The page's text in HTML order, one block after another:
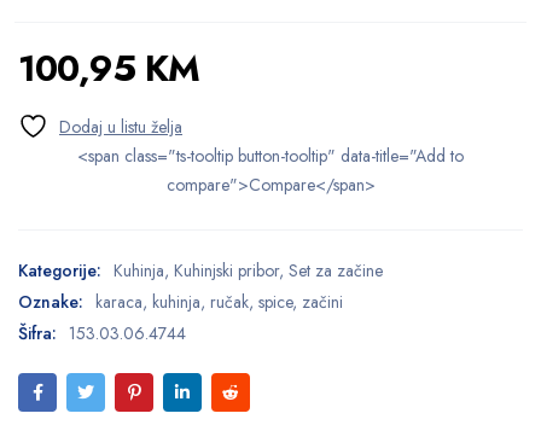
100,95 KM
<span class="ts-tooltip button-tooltip" data-title="Add to
compare">Compare</span>
Kategorije: Kuhinja, Kuhinjski pribor, Set za začine
Oznake: karaca, kuhinja, ručak, spice, začini
Šifra: 153.03.06.4744